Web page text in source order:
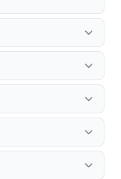
LED-verlichting
bereikbare
het
TURBO te halen,